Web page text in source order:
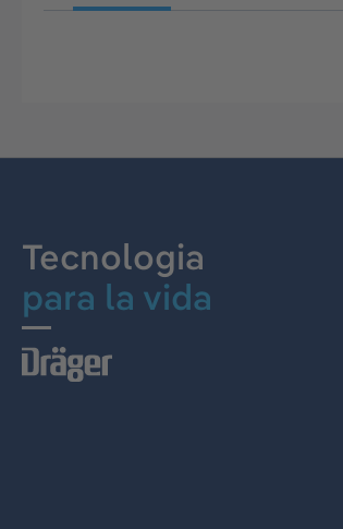
Tecnologia
para la vida